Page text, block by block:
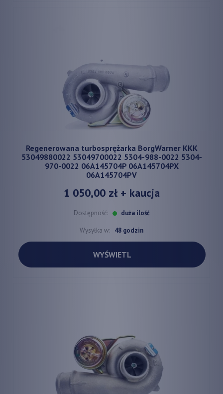
Regenerowana turbosprężarka BorgWarner KKK
53049880022 53049700022 5304-988-0022 5304-
970-0022 06A145704P 06A145704PX
06A145704PV
1 050,00 zł+ kaucja
Dostępność: duża ilość
Wysyłka w: 48 godzin
WYŚWIETL